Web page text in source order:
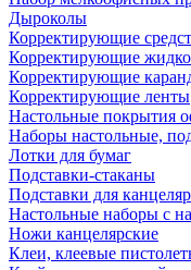
Дыроколы
Корректирующие
Корректирующие
Корректирующие
Корректирующие ленты
Настольные покрытия
Наборы настольные,
Лотки для бумаг
Подставки-стаканы
Подставки для
Настольные наборы с
Ножи канцелярские
Клеи, клеевые